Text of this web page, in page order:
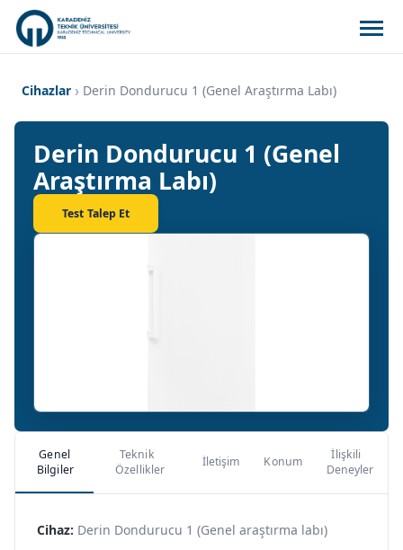
Cihazlar Derin Dondurucu 1 (Genel Araştırma Labı)
Derin Dondurucu 1 (Genel
Araştırma Labı)
Test Talep Et
Genel
Bilgiler
Teknik
Özellikler
İletişim Konum
İlişkili
Deneyler
Cihaz: Derin Dondurucu 1 (Genel araştırma labı)